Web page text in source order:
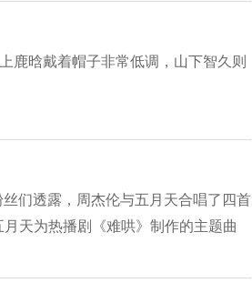
鹿晗戴着帽子非常低调，山下智久则
们透露，周杰伦与五月天合唱了四首
天为热播剧《难哄》制作的主题曲